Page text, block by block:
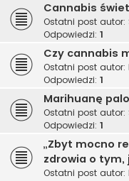
Cannabis
Ostatni post autor:
Odpowiedzi: 1
Czy cannabis
Ostatni post autor:
Odpowiedzi: 1
Marihuanę
Ostatni post autor:
Odpowiedzi: 1
„Zbyt mocno
zdrowia o tym,
Ostatni post autor: